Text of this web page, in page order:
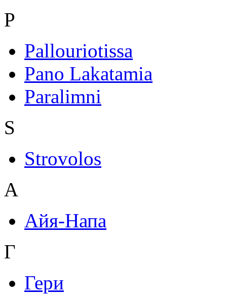
P
Pallouriotissa
Pano Lakatamia
Paralimni
S
Strovolos
А
Айя-Напа
Г
Гери